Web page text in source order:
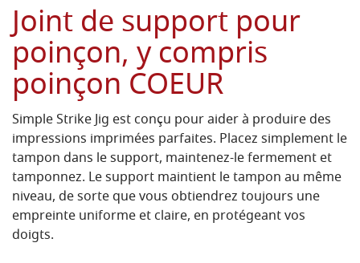
Joint de support pour
poinçon, y compris
poinçon COEUR
Simple Strike Jig est conçu pour aider à produire des
impressions imprimées parfaites. Placez simplement le
tampon dans le support, maintenez-le fermement et
tamponnez. Le support maintient le tampon au même
niveau, de sorte que vous obtiendrez toujours une
empreinte uniforme et claire, en protégeant vos
doigts.